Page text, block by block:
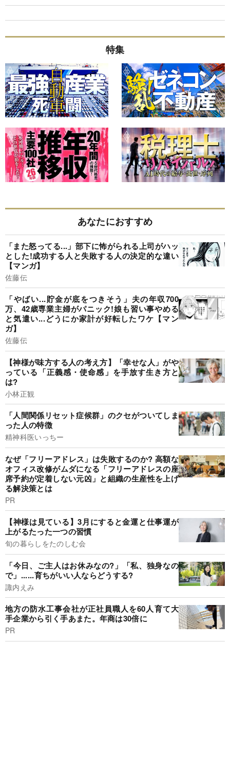
特集
あなたにおすすめ
「また怒ってる...」部下に怖がられる上司がハッ
とした!成功する人と失敗する人の決定的な違い
【マンガ】
佐藤伝
「やばい...貯金が底をつきそう」夫の年収700
万、42歳専業主婦がパニック!娘も習い事やめる
と気遣い...どうにか家計が好転したワケ【マン
ガ】
佐藤伝
【神様が味方する人の考え方】「幸せな人」がや
っている「正義感・使命感」を手放す生き方と
は?
小林正観
「人間関係リセット症候群」のクセがついてしま
った人の特徴
精神科医いっちー
なぜ「フリーアドレス」は失敗するのか? 高額な
オフィス改修がムダになる「フリーアドレスの座
席予約が定着しない元凶」と組織の生産性を上げ
る解決策とは
PR
【神様は見ている】3月にすると金運と仕事運が
上がるたった一つの習慣
旬の暮らしをたのしむ会
「今日、ご主人はお休みなの?」「私、独身なの
で」......育ちがいい人ならどうする?
諏内えみ
地方の防水工事会社が正社員職人を60人育て大
手企業から引く手あまた。年商は30倍に
PR